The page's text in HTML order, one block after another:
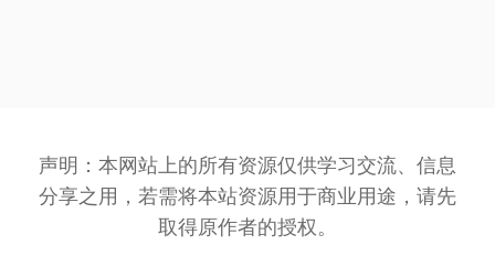
声明：本网站上的所有资源仅供学习交流、信息
分享之用，若需将本站资源用于商业用途，请先
取得原作者的授权。